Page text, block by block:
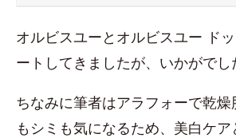
オルビスユーとオルビスユー ド
ートしてきましたが、いかがでし
ちなみに筆者はアラフォーで乾
もシミも気になるため、美白ケ